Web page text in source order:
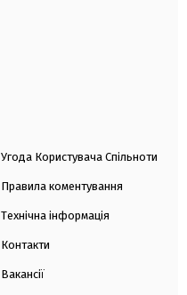
Угода Користувача Спільноти
Правила коментування
Технічна інформація
Контакти
Вакансії